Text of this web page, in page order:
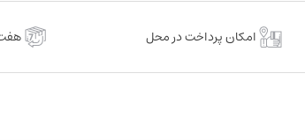
امکان پرداخت در محل